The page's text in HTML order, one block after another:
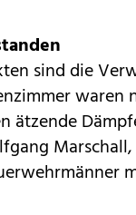
sind die
waren
ätzende
Marschall,